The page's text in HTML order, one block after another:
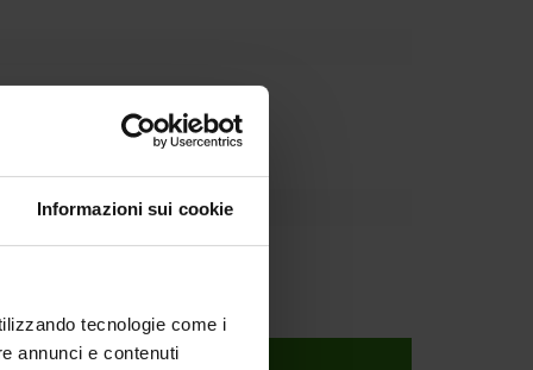
Informazioni sui cookie
tecnologie come i
annunci e contenuti